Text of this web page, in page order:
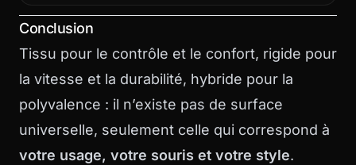
Conclusion
Tissu pour le contrôle et le confort, rigide pour
la vitesse et la durabilité, hybride pour la
polyvalence : il n’existe pas de surface
universelle, seulement celle qui correspond à
votre usage, votre souris et votre style.